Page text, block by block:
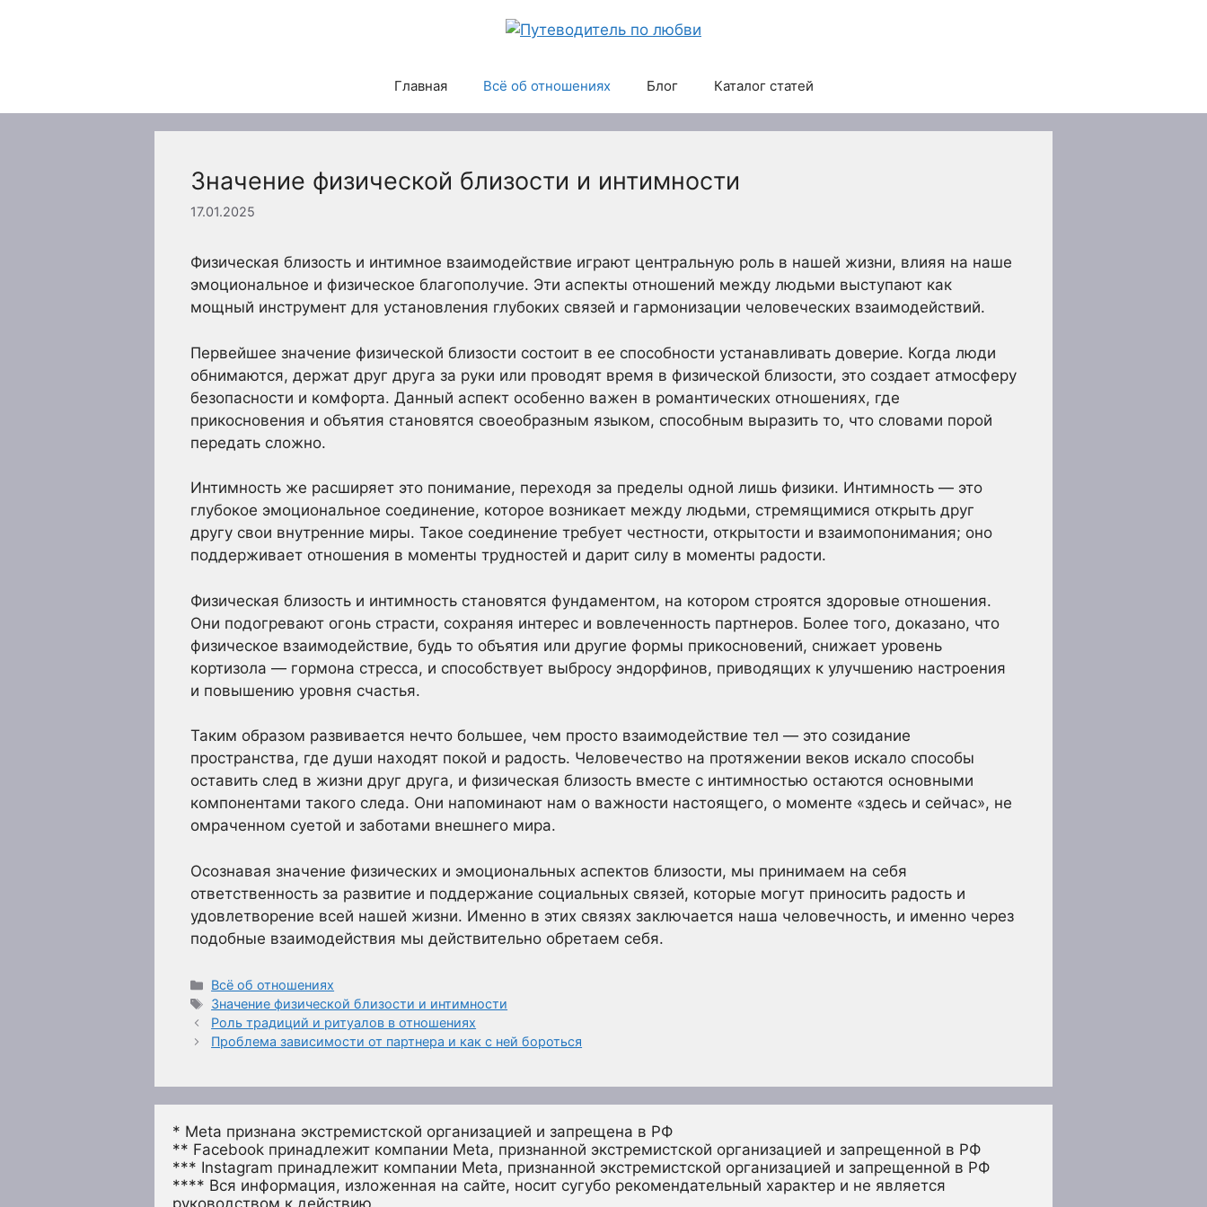
Главная Всё об отношениях Блог Каталог статей
Значение физической близости и интимности
17.01.2025
Физическая близость и интимное взаимодействие играют центральную роль в нашей жизни, влияя на наше
эмоциональное и физическое благополучие. Эти аспекты отношений между людьми выступают как
мощный инструмент для установления глубоких связей и гармонизации человеческих взаимодействий.
Первейшее значение физической близости состоит в ее способности устанавливать доверие. Когда люди
обнимаются, держат друг друга за руки или проводят время в физической близости, это создает атмосферу
безопасности и комфорта. Данный аспект особенно важен в романтических отношениях, где
прикосновения и объятия становятся своеобразным языком, способным выразить то, что словами порой
передать сложно.
Интимность же расширяет это понимание, переходя за пределы одной лишь физики. Интимность — это
глубокое эмоциональное соединение, которое возникает между людьми, стремящимися открыть друг
другу свои внутренние миры. Такое соединение требует честности, открытости и взаимопонимания; оно
поддерживает отношения в моменты трудностей и дарит силу в моменты радости.
Физическая близость и интимность становятся фундаментом, на котором строятся здоровые отношения.
Они подогревают огонь страсти, сохраняя интерес и вовлеченность партнеров. Более того, доказано, что
физическое взаимодействие, будь то объятия или другие формы прикосновений, снижает уровень
кортизола — гормона стресса, и способствует выбросу эндорфинов, приводящих к улучшению настроения
и повышению уровня счастья.
Таким образом развивается нечто большее, чем просто взаимодействие тел — это созидание
пространства, где души находят покой и радость. Человечество на протяжении веков искало способы
оставить след в жизни друг друга, и физическая близость вместе с интимностью остаются основными
компонентами такого следа. Они напоминают нам о важности настоящего, о моменте «здесь и сейчас», не
омраченном суетой и заботами внешнего мира.
Осознавая значение физических и эмоциональных аспектов близости, мы принимаем на себя
ответственность за развитие и поддержание социальных связей, которые могут приносить радость и
удовлетворение всей нашей жизни. Именно в этих связях заключается наша человечность, и именно через
подобные взаимодействия мы действительно обретаем себя.
Рубрики
Всё об отношениях
Метки
Значение физической близости и интимности
Роль традиций и ритуалов в отношениях
Проблема зависимости от партнера и как с ней бороться
* Meta признана экстремистской организацией и запрещена в РФ
** Facebook принадлежит компании Meta, признанной экстремистской организацией и запрещенной в РФ
*** Instagram принадлежит компании Meta, признанной экстремистской организацией и запрещенной в РФ
**** Вся информация, изложенная на сайте, носит сугубо рекомендательный характер и не является